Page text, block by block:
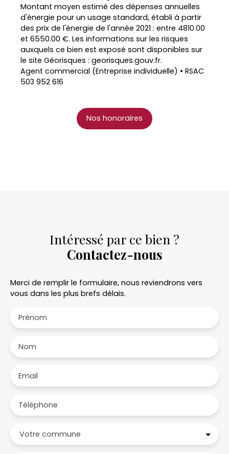
Montant moyen estimé des dépenses annuelles
d'énergie pour un usage standard, établi à partir
des prix de l'énergie de l'année 2021 : entre 4810.00
et 6550.00 €. Les informations sur les risques
auxquels ce bien est exposé sont disponibles sur
le site Géorisques : georisques.gouv.fr.
Agent commercial (Entreprise individuelle) • RSAC
503 952 616
Nos honoraires
Intéressé par ce bien ?
Contactez-nous
Merci de remplir le formulaire, nous reviendrons vers
vous dans les plus brefs délais.
Prénom
Nom
Email
Téléphone
Votre commune